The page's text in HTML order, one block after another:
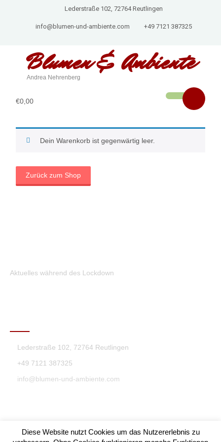
Lederstraße 102, 72764 Reutlingen
info@blumen-und-ambiente.com +49 7121 387325
Blumen & Ambiente
Andrea Nehrenberg
€0,00
Dein Warenkorb ist gegenwärtig leer.
Zurück zum Shop
Aktuelles während des Lockdown
Lederstraße 102, 72764 Reutlingen
+49 7121 387325
info@blumen-und-ambiente.com
Diese Website nutzt Cookies um das Nutzererlebnis zu